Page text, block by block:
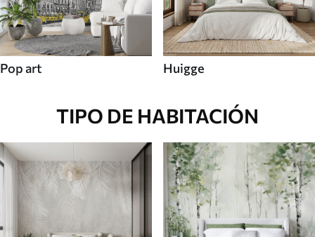
Pop art Huigge
TIPO DE HABITACIÓN